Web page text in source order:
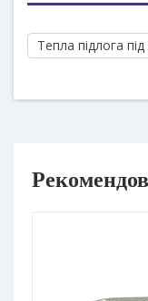
Тепла підлога